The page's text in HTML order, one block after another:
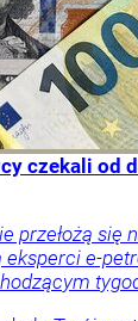
czekali od
przełożą się
e-